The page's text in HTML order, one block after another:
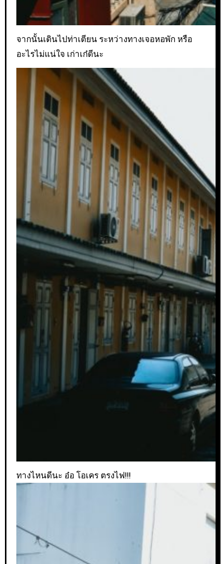
จากนั้นเดินไปท่าเตียน ระหว่างทางเจอหอพัก หรือ
อะไรไม่แน่ใจ เก่าเก๋ดีนะ
ทางไหนดีนะ อ๋อ โอเคร ตรงไฟ!!!